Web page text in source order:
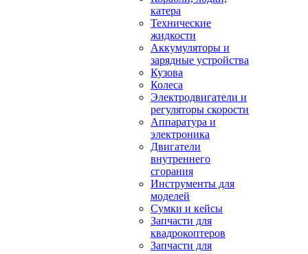
катера
Технические
жидкости
Аккумуляторы и
зарядные устройства
Кузова
Колеса
Электродвигатели и
регуляторы скорости
Аппаратура и
электроника
Двигатели
внутреннего
сгорания
Инструменты для
моделей
Сумки и кейсы
Запчасти для
квадрокоптеров
Запчасти для